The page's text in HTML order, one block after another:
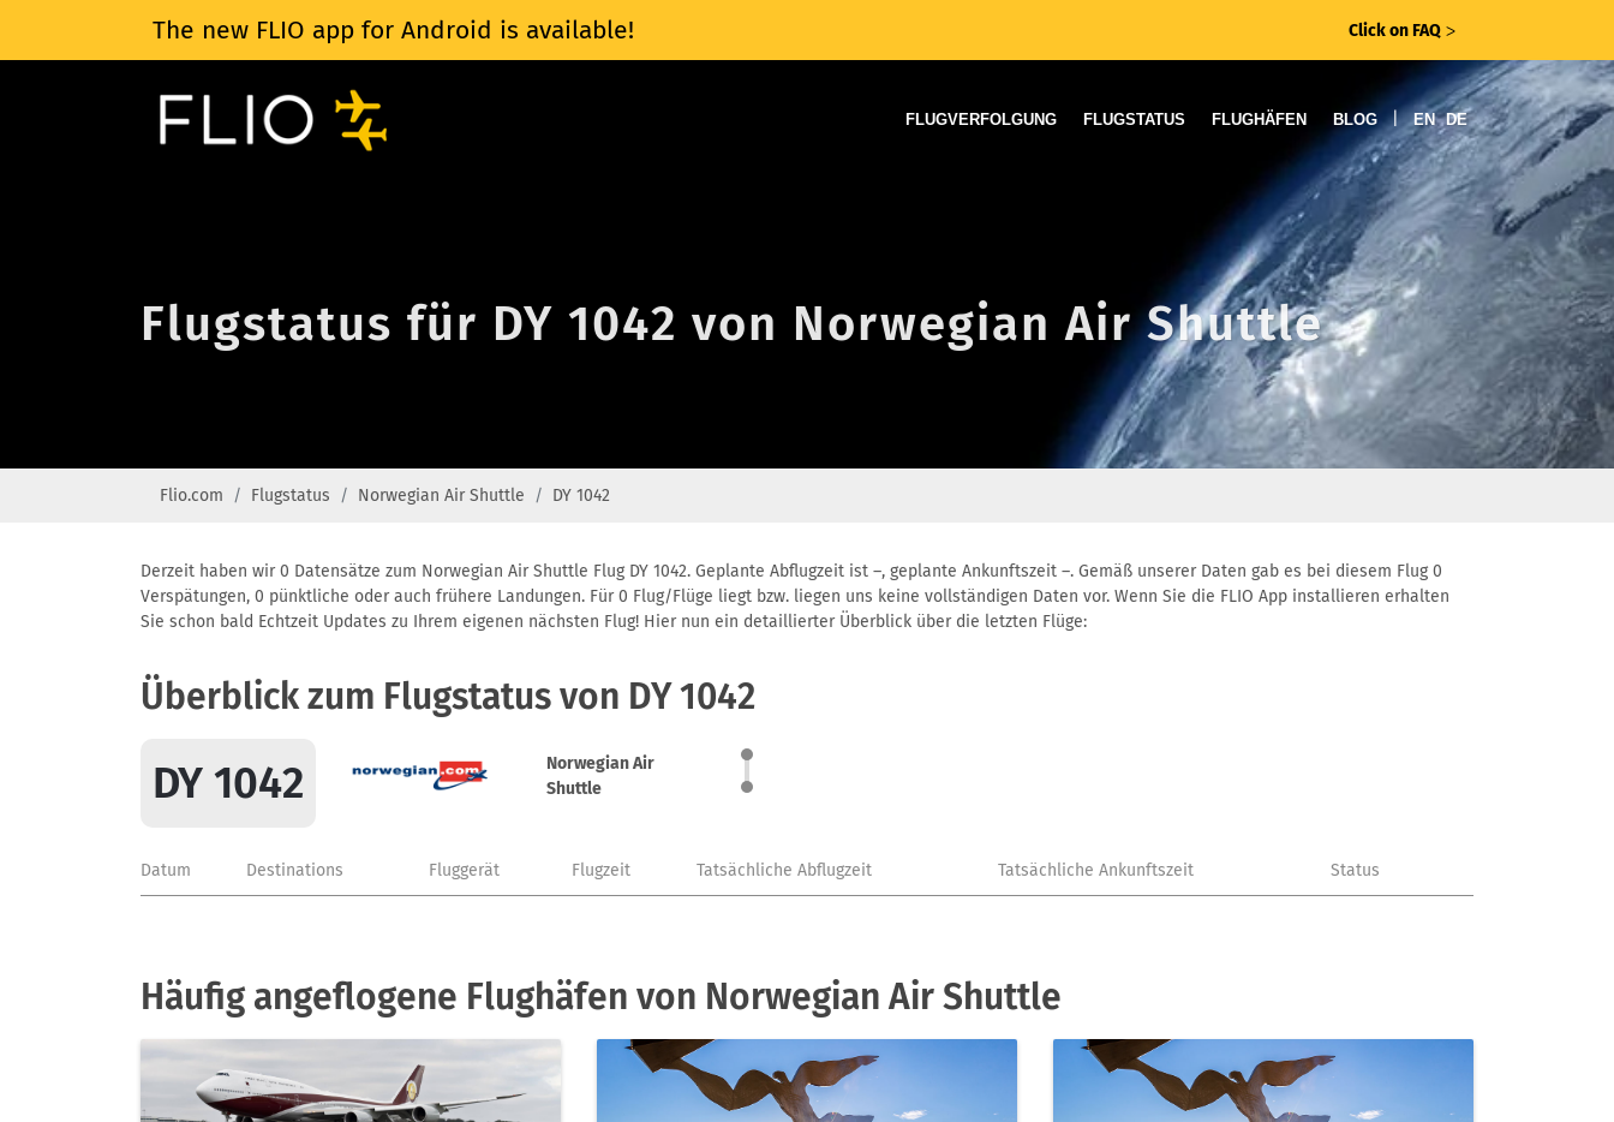
The new FLIO app for Android is available! Click on FAQ ᐳ
FLUGVERFOLGUNG FLUGSTATUS FLUGHÄFEN BLOG | EN DE
Flugstatus für DY 1042 von Norwegian Air Shuttle
Flio.com Flugstatus Norwegian Air Shuttle DY 1042
Derzeit haben wir 0 Datensätze zum Norwegian Air Shuttle Flug DY 1042. Geplante Abflugzeit ist –, geplante Ankunftszeit –. Gemäß unserer Daten gab es bei diesem Flug 0
Verspätungen, 0 pünktliche oder auch frühere Landungen. Für 0 Flug/Flüge liegt bzw. liegen uns keine vollständigen Daten vor. Wenn Sie die FLIO App installieren erhalten
Sie schon bald Echtzeit Updates zu Ihrem eigenen nächsten Flug! Hier nun ein detaillierter Überblick über die letzten Flüge:
Überblick zum Flugstatus von DY 1042
DY 1042
Norwegian Air
Shuttle
Datum Destinations Fluggerät Flugzeit Tatsächliche Abflugzeit Tatsächliche Ankunftszeit Status
Häufig angeflogene Flughäfen von Norwegian Air Shuttle